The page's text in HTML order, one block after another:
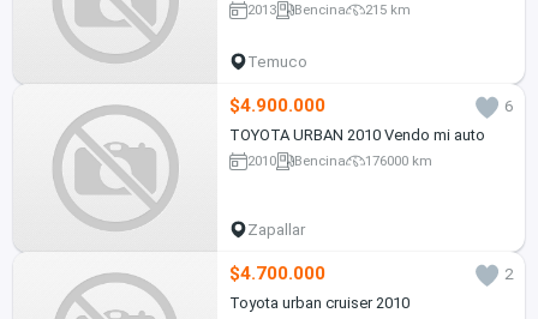
2013 Bencina 215 km
Temuco
$4.900.000
6
TOYOTA URBAN 2010 Vendo mi auto
2010 Bencina 176000 km
Zapallar
$4.700.000
2
Toyota urban cruiser 2010